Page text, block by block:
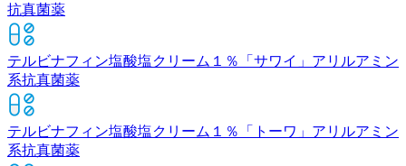
抗真菌薬
テルビナフィン塩酸塩クリーム１％「サワイ」 アリルアミン
系抗真菌薬
テルビナフィン塩酸塩クリーム１％「トーワ」 アリルアミン
系抗真菌薬